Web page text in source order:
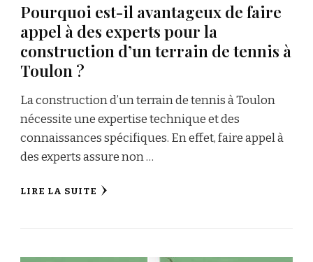
Pourquoi est-il avantageux de faire
appel à des experts pour la
construction d’un terrain de tennis à
Toulon ?
La construction d’un terrain de tennis à Toulon
nécessite une expertise technique et des
connaissances spécifiques. En effet, faire appel à
des experts assure non …
LIRE LA SUITE